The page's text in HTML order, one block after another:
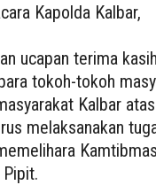
Kapolda Kalbar,
ucapan terima
tokoh-tokoh
Kalbar
melaksanakan
Pipit.